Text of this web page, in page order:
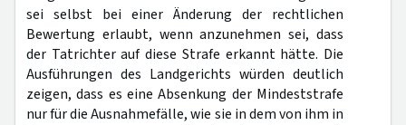
sei selbst bei einer Änderung der rechtlichen
Bewertung erlaubt, wenn anzunehmen sei, dass
der Tatrichter auf diese Strafe erkannt hätte. Die
Ausführungen des Landgerichts würden deutlich
zeigen, dass es eine Absenkung der Mindeststrafe
nur für die Ausnahmefälle, wie sie in dem von ihm in